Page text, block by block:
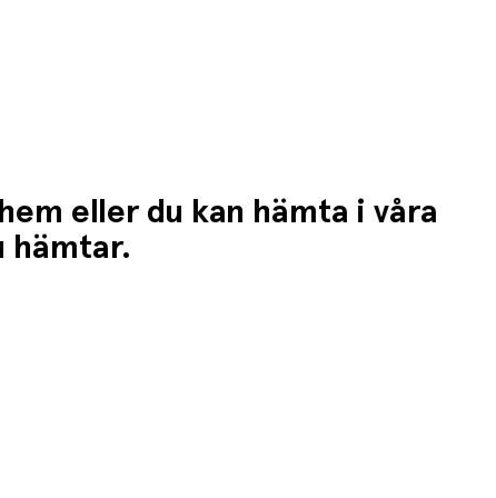
eller du kan hämta i våra
hämtar.